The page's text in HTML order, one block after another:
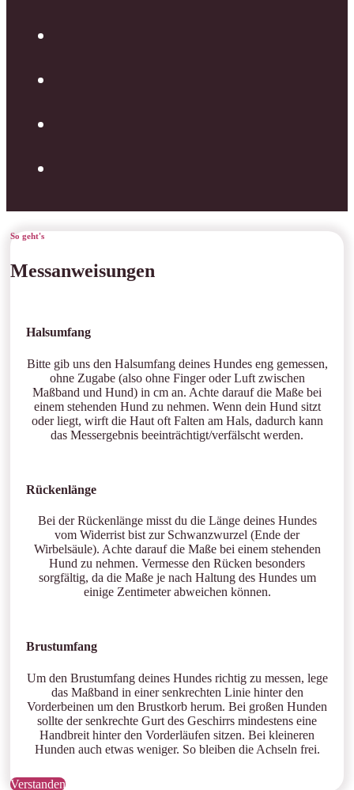
So geht's
Messanweisungen
Halsumfang
Bitte gib uns den Halsumfang deines Hundes eng gemessen,
ohne Zugabe (also ohne Finger oder Luft zwischen
Maßband und Hund) in cm an. Achte darauf die Maße bei
einem stehenden Hund zu nehmen. Wenn dein Hund sitzt
oder liegt, wirft die Haut oft Falten am Hals, dadurch kann
das Messergebnis beeinträchtigt/verfälscht werden.
Rückenlänge
Bei der Rückenlänge misst du die Länge deines Hundes
vom Widerrist bist zur Schwanzwurzel (Ende der
Wirbelsäule). Achte darauf die Maße bei einem stehenden
Hund zu nehmen. Vermesse den Rücken besonders
sorgfältig, da die Maße je nach Haltung des Hundes um
einige Zentimeter abweichen können.
Brustumfang
Um den Brustumfang deines Hundes richtig zu messen, lege
das Maßband in einer senkrechten Linie hinter den
Vorderbeinen um den Brustkorb herum. Bei großen Hunden
sollte der senkrechte Gurt des Geschirrs mindestens eine
Handbreit hinter den Vorderläufen sitzen. Bei kleineren
Hunden auch etwas weniger. So bleiben die Achseln frei.
Verstanden